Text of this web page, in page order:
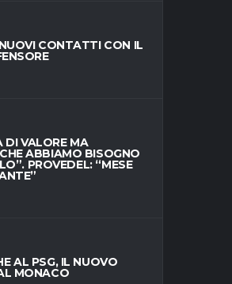
CONTATTI CON IL
DI VALORE MA
ABBIAMO BISOGNO
PROVEDEL: “MESE
AL PSG, IL NUOVO
MONACO